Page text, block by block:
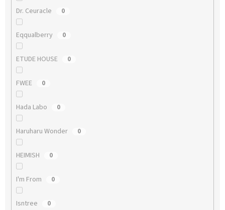
Dr. Ceuracle 0
Eqqualberry 0
ETUDE HOUSE 0
FWEE 0
Hada Labo 0
Haruharu Wonder 0
HEIMISH 0
I'm From 0
Isntree 0